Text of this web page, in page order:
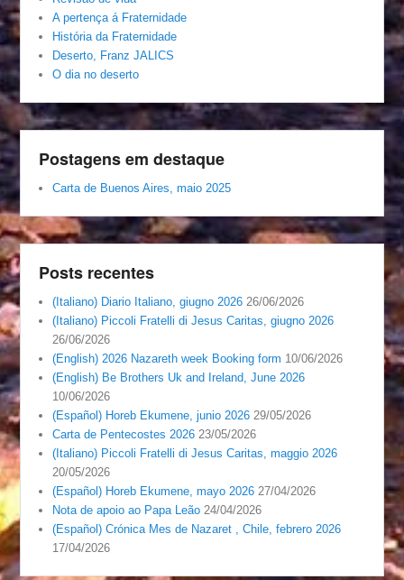
A pertença á Fraternidade
História da Fraternidade
Deserto, Franz JALICS
O dia no deserto
Postagens em destaque
Carta de Buenos Aires, maio 2025
Posts recentes
(Italiano) Diario Italiano, giugno 2026 26/06/2026
(Italiano) Piccoli Fratelli di Jesus Caritas, giugno 2026
26/06/2026
(English) 2026 Nazareth week Booking form 10/06/2026
(English) Be Brothers Uk and Ireland, June 2026
10/06/2026
(Español) Horeb Ekumene, junio 2026 29/05/2026
Carta de Pentecostes 2026 23/05/2026
(Italiano) Piccoli Fratelli di Jesus Caritas, maggio 2026
20/05/2026
(Español) Horeb Ekumene, mayo 2026 27/04/2026
Nota de apoio ao Papa Leão 24/04/2026
(Español) Crónica Mes de Nazaret , Chile, febrero 2026
17/04/2026